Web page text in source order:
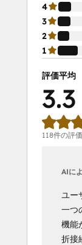
4
3
2
1
評価平均
3.3
118件の評
AIに
ユー
一つ
機能
折接